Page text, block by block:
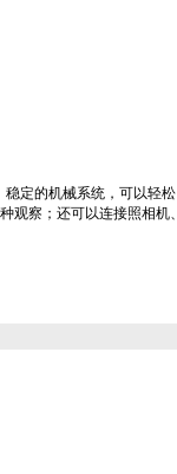
定的机械系统，可以轻松
观察；还可以连接照相机、